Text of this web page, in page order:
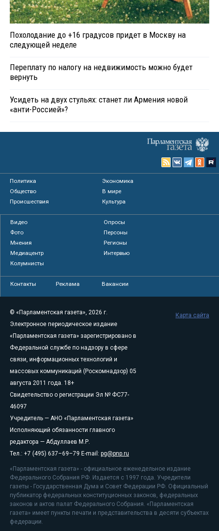
Похолодание до +16 градусов придет в Москву на
следующей неделе
Переплату по налогу на недвижимость можно будет
вернуть
Усидеть на двух стульях: станет ли Армения новой
«анти-Россией»?
Политика
Экономика
Общество
В мире
Происшествия
Культура
Видео
Опросы
Фото
Персоны
Мнения
Регионы
Медиацентр
Интервью
Колумнисты
Контакты Реклама Вакансии
© «Парламентская газета», 2026 г.
Электронное периодическое издание
«Парламентская газета» зарегистрировано в
Федеральной службе по надзору в сфере
связи, информационных технологий и
массовых коммуникаций (Роскомнадзор) 05
августа 2011 года. 18+
Свидетельство о регистрации Эл № ФС77-
46097
Учредитель — АНО «Парламентская газета»
Исполняющий обязанности главного
редактора — Абдуллаев М.Р.
Тел.: +7 (495) 637–69–79 E-mail: pg@pnp.ru
«Парламентская газета» - официальное еженедельное издание
Федерального Собрания РФ. Издается с 1997 года. Учредители
газеты - Государственная Дума и Совет Федерации РФ. Официальный
публикатор федеральных конституционных законов, федеральных
законов и актов палат Федерального Собрания. «Парламентская
газета» имеет пункты печати и представительства в десяти субъектах
федерации.
Карта сайта